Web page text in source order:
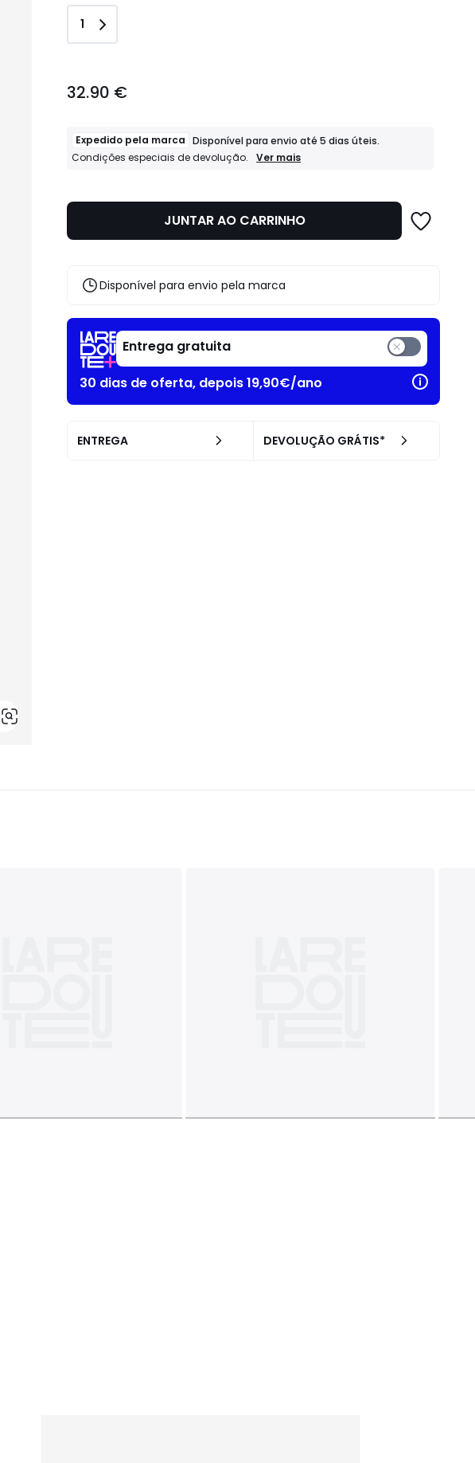
Quantidade
1
€.
32.90 €
Expedido pela marca Disponível para envio até 5 dias úteis.
Condições especiais de devolução.
Expedido
envio
até
Condições
de
devolução.
Ver mais
JUNTAR AO CARRINHO
Disponível para envio pela marca
Entrega gratuita
30 dias de oferta, depois 19,90€/ano
ENTREGA DEVOLUÇÃO GRÁTIS*